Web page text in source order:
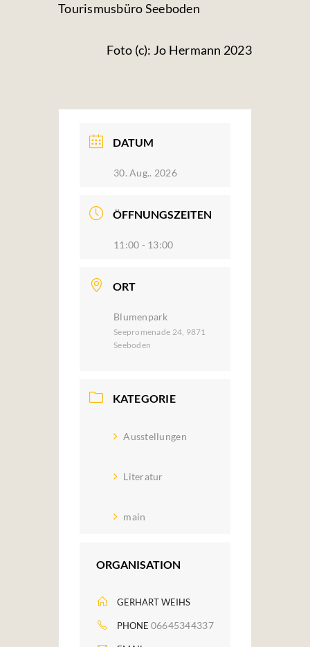
Tourismusbüro Seeboden
Foto (c): Jo Hermann 2023
DATUM
30. Aug.. 2026
ÖFFNUNGSZEITEN
11:00 - 13:00
ORT
Blumenpark
Seepromenade 24, 9871
Seeboden
KATEGORIE
Ausstellungen
Literatur
main
ORGANISATION
GERHART WEIHS
PHONE 06645344337